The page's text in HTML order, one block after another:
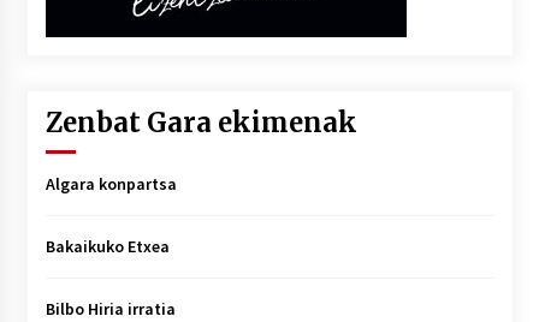
Zenbat Gara ekimenak
Algara konpartsa
Bakaikuko Etxea
Bilbo Hiria irratia